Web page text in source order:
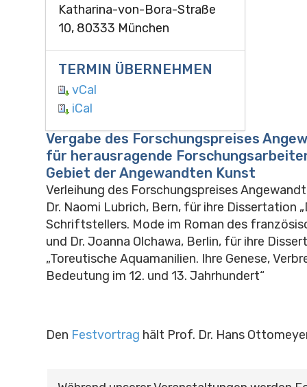
Katharina-von-Bora-Straße
10, 80333 München
TERMIN ÜBERNEHMEN
vCal
iCal
Vergabe des Forschungspreises
für herausragende
Gebiet der Angewandten Kunst
Verleihung des Forschungspreises
Dr. Naomi Lubrich, Bern, für ihre Dissertation
Schriftstellers. Mode im Roman des
und Dr. Joanna Olchawa, Berlin, für ihre
„Toreutische Aquamanilien. Ihre Genese,
Bedeutung im 12. und 13. Jahrhundert“
Den Festvortrag hält Prof. Dr. Hans